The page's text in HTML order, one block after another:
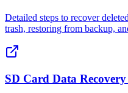
Detailed steps to recover
trash, restoring from backup,
SD Card Data